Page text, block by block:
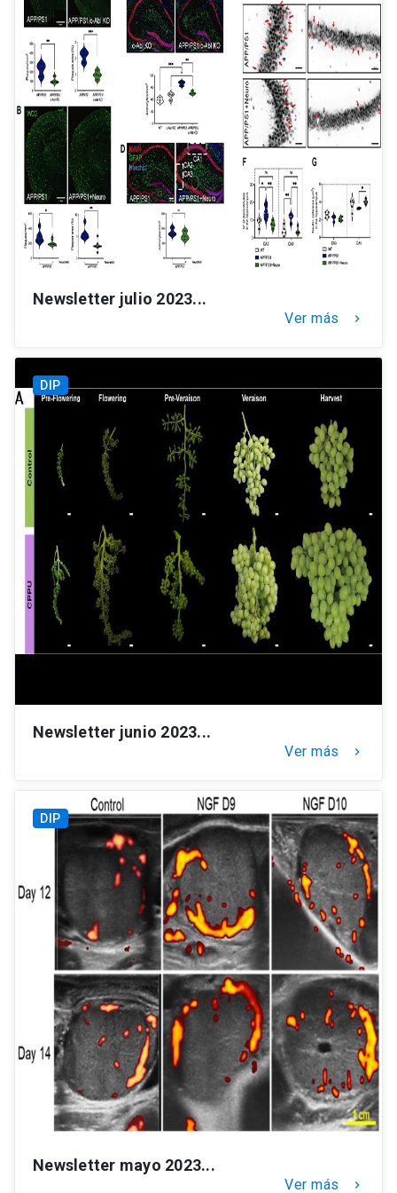
Newsletter julio 2023...
Ver más keyboard_arrow_right
DIP
Newsletter junio 2023...
Ver más keyboard_arrow_right
DIP
Newsletter mayo 2023...
Ver más keyboard_arrow_right